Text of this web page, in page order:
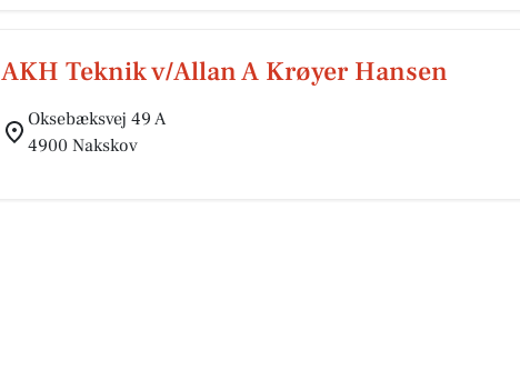
AKH Teknik v/Allan A Krøyer Hansen
Oksebæksvej 49 A
4900 Nakskov